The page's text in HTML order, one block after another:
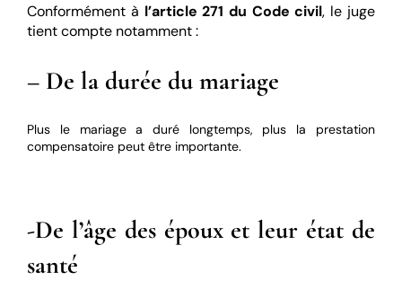
Conformément à l’article 271 du Code civil, le juge
tient compte notamment :
– De la durée du mariage
Plus le mariage a duré longtemps, plus la prestation
compensatoire peut être importante.
-De l’âge des époux et leur état de
santé